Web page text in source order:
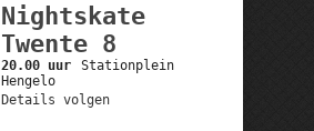
Nightskate
Twente 8
20.00 uur
Stationplein
Hengelo
Details volgen